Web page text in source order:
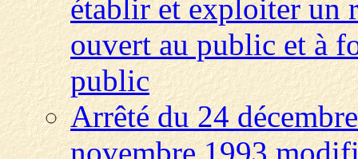
établir et exploiter un
ouvert au public et à
public
Arrêté du 24